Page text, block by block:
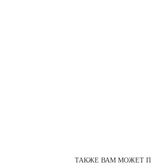
ТАКЖЕ ВАМ МОЖЕТ